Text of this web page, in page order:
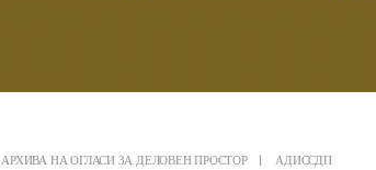
АРХИВА НА ОГЛАСИ ЗА ДЕЛОВЕН ПРОСТОР | АДИССДП